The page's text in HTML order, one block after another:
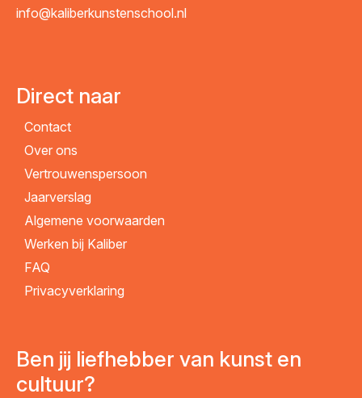
info@kaliberkunstenschool.nl
Direct naar
Contact
Over ons
Vertrouwenspersoon
Jaarverslag
Algemene voorwaarden
Werken bij Kaliber
FAQ
Privacyverklaring
Ben jij liefhebber van kunst en
cultuur?